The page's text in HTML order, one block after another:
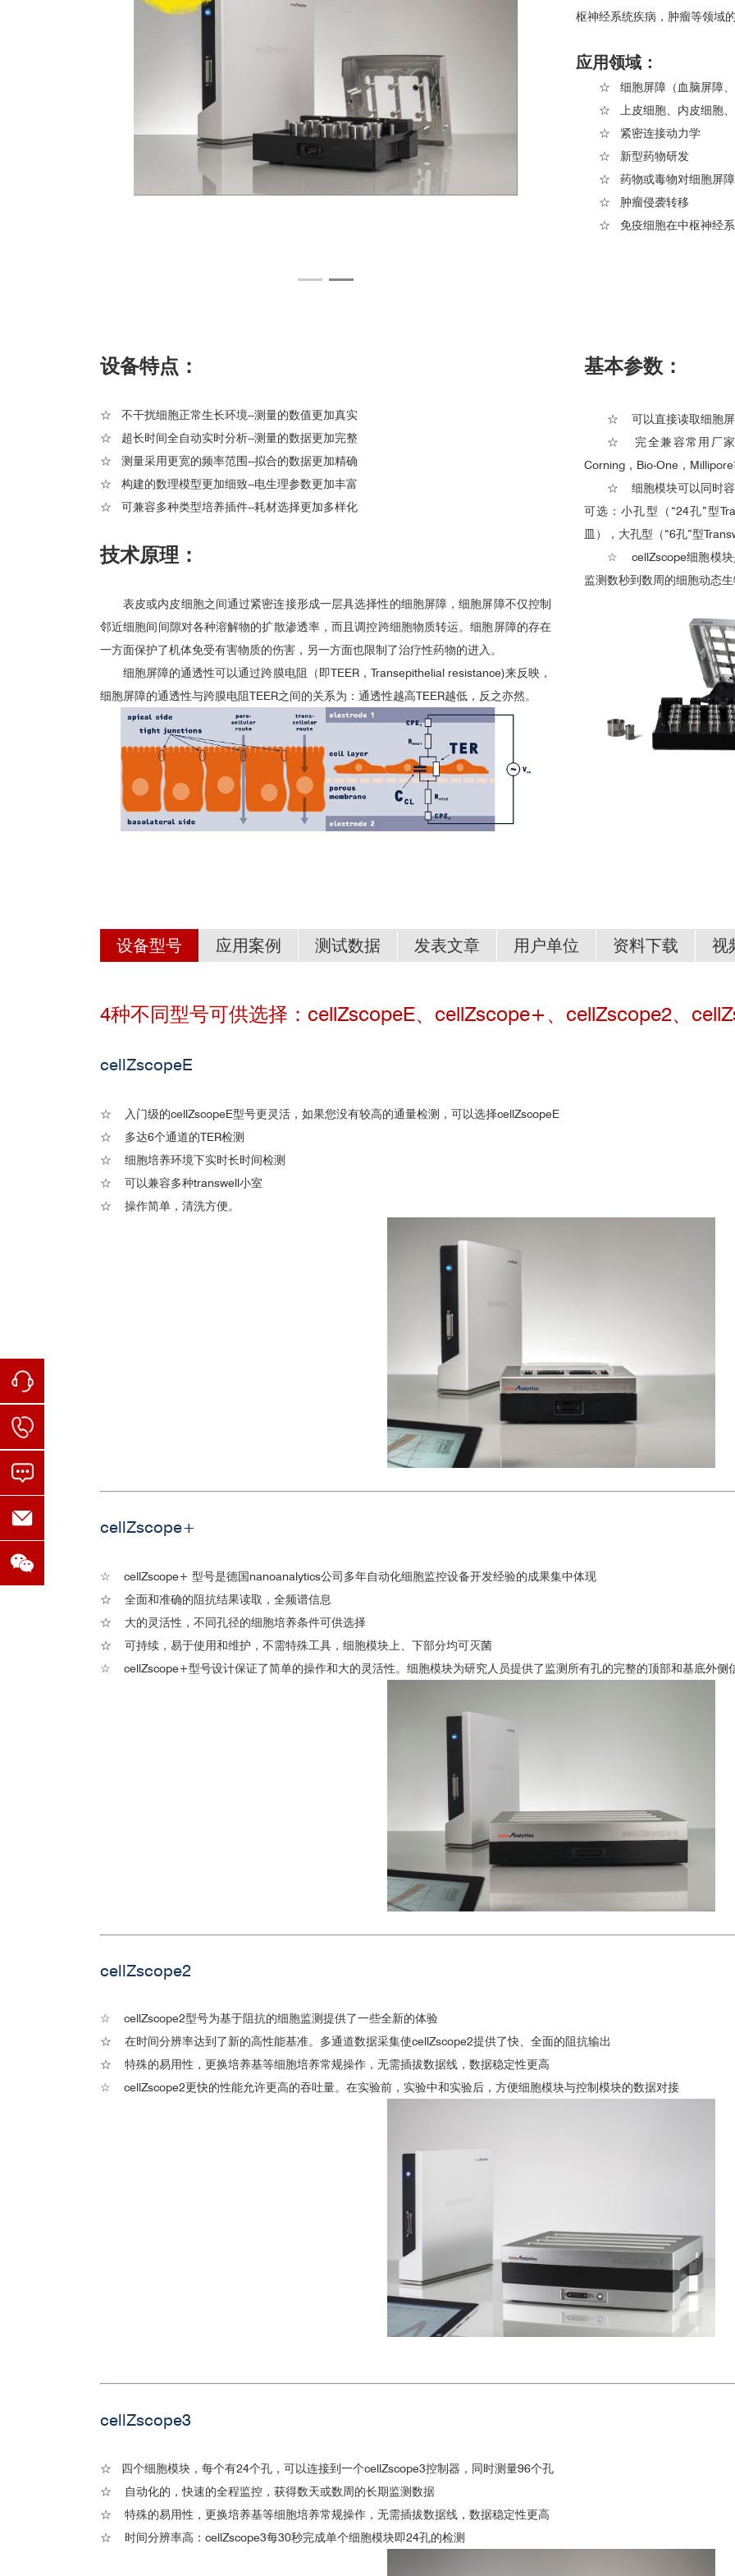
枢神经系统疾病，肿瘤等领域
应用领域：
☆ 细胞屏障（血脑屏障
☆
上皮细胞、内皮细胞
☆ 紧密连接动力学
☆ 新型药物研发
☆ 药物或毒物对细胞屏障
☆ 肿瘤侵袭转移
☆ 免疫细胞在中枢神经系
设备特点：
☆ 不干扰细胞正常生长环境--测量的数值更加真实
☆ 超长时间全自动实时分析--测量的数据更加完整
☆ 测量采用更宽的频率范围--拟合的数据更加精确
☆ 构建的数理模型更加细致--电生理参数更加丰富
☆ 可兼容多种类型培养插件--耗材选择更加多样化
技术原理：
表皮或内皮细胞之间通过紧密连接形成一层具选择性的细胞屏障，细胞屏障不仅控制
邻近细胞间间隙对各种溶解物的扩散渗透率，而且调控跨细胞物质转运。细胞屏障的存在
一方面保护了机体免受有害物质的伤害，另一方面也限制了治疗性药物的进入。
细胞屏障的通透性可以通过跨膜电阻（即TEER，Transepithelial resistance)来反映，
细胞屏障的通透性与跨膜电阻TEER之间的关系为：通透性越高TEER越低，反之亦然。
基本参数：
☆ 可以直接读取细胞
☆ 完全兼容常用厂
Corning，Bio-One，
☆ 细胞模块可以同时
可选：小孔型（“24孔”型
皿），大孔型（“6孔”型
☆ cellZscope细胞模
监测数秒到数周的细胞动态
设备型号 应用案例 测试数据 发表文章 用户单位 资料下载 视
4种不同型号可供选择：cellZscopeE、cellZscope+、cellZscope2、
cellZscopeE
☆
入门级的cellZscopeE型号更灵活，如果您没有较高的通量检测，可以选择cellZscopeE
☆ 多达6个通道的TER检测
☆ 细胞培养环境下实时长时间检测
☆ 可以兼容多种transwell小室
☆ 操作简单，清洗方便。
cellZscope+
☆ cellZscope+ 型号是德国nanoanalytics公司多年自动化细胞监控设备开发经验的成果集中体现
☆ 全面和准确的阻抗结果读取，全频谱信息
☆ 大的灵活性，不同孔径的细胞培养条件可供选择
☆ 可持续，易于使用和维护，不需特殊工具，细胞模块上、下部分均可灭菌
☆ cellZscope+型号设计保证了简单的操作和大的灵活性。细胞模块为研究人员提供了监测所有孔的完整的顶部和基底外侧
cellZscope2
☆ cellZscope2型号为基于阻抗的细胞监测提供了一些全新的体验
☆ 在时间分辨率达到了新的高性能基准。多通道数据采集使cellZscope2提供了快、全面的阻抗输出
☆ 特殊的易用性，更换培养基等细胞培养常规操作，无需插拔数据线，数据稳定性更高
☆ cellZscope2更快的性能允许更高的吞吐量。在实验前，实验中和实验后，方便细胞模块与控制模块的数据对接
cellZscope3
☆ 四个细胞模块，每个有24个孔，可以连接到一个cellZscope3控制器，同时测量96个孔
☆ 自动化的，快速的全程监控，获得数天或数周的长期监测数据
☆ 特殊的易用性，更换培养基等细胞培养常规操作，无需插拔数据线，数据稳定性更高
☆ 时间分辨率高：cellZscope3每30秒完成单个细胞模块即24孔的检测
■ 用跨膜电阻（TEER）值法检测Caco-2细胞屏障的完整性
2
1.细胞屏障的特性
6.免疫细胞在中枢神经系统疾病中的作用
部分国内用户：
中科院高能物理研究所
cellZscope设备介绍及操作视频